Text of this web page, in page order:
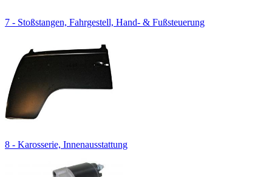
7 - Stoßstangen, Fahrgestell, Hand- & Fußsteuerung
8 - Karosserie, Innenausstattung